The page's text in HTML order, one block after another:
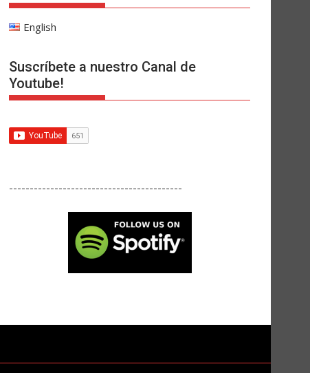
English
Suscríbete a nuestro Canal de
Youtube!
------------------------------------------